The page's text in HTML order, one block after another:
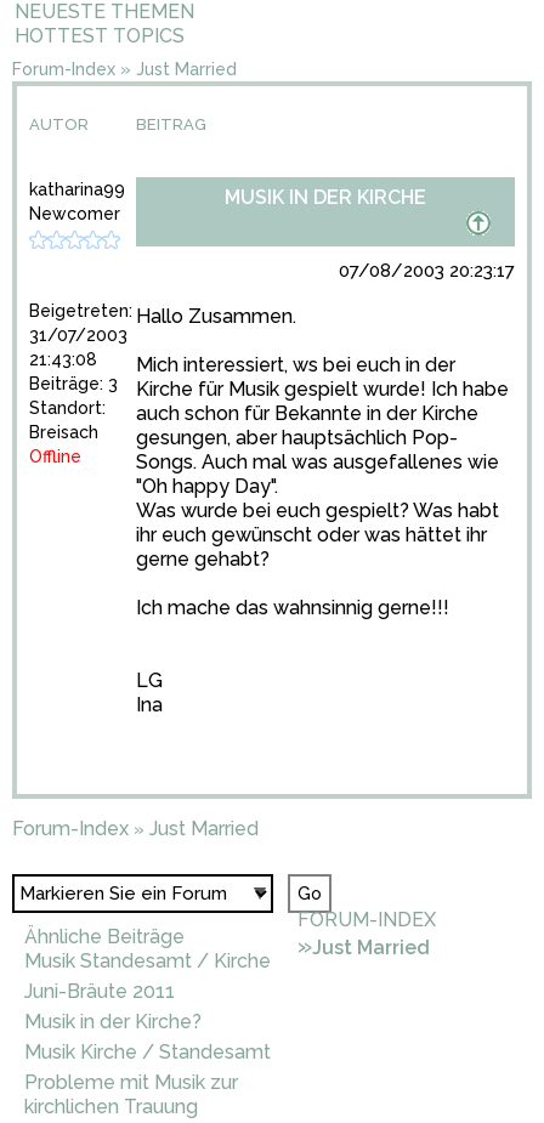
NEUESTE THEMEN
HOTTEST TOPICS
Forum-Index » Just Married
AUTOR BEITRAG
katharina99
Newcomer
Beigetreten:
31/07/2003
21:43:08
Beiträge: 3
Standort:
Breisach
Offline
MUSIK IN DER KIRCHE
07/08/2003 20:23:17
Hallo Zusammen.
Mich interessiert, ws bei euch in der
Kirche für Musik gespielt wurde! Ich habe
auch schon für Bekannte in der Kirche
gesungen, aber hauptsächlich Pop-
Songs. Auch mal was ausgefallenes wie
"Oh happy Day".
Was wurde bei euch gespielt? Was habt
ihr euch gewünscht oder was hättet ihr
gerne gehabt?
Ich mache das wahnsinnig gerne!!!
LG
Ina
Forum-Index » Just Married
Ähnliche Beiträge
Musik Standesamt / Kirche
Juni-Bräute 2011
Musik in der Kirche?
Musik Kirche / Standesamt
Probleme mit Musik zur
kirchlichen Trauung
FORUM-INDEX
»Just Married